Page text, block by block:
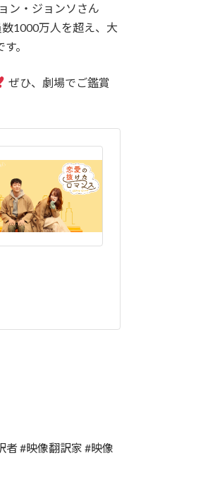
ン・ジョンソさん
1000万人を超え、大
。
ぜひ、劇場でご鑑賞
者 #映像翻訳家 #映像